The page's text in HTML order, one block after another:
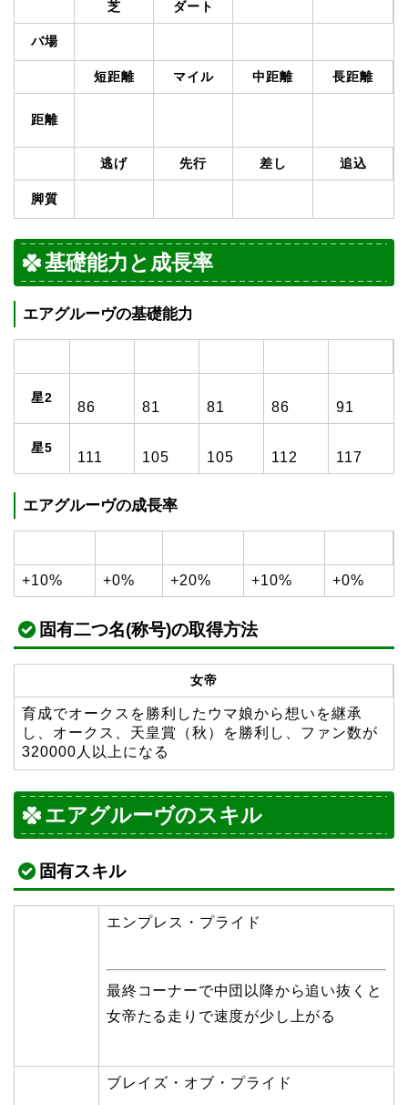
芝 ダート
バ場
短距離 マイル 中距離 長距離
距離
逃げ 先行 差し 追込
脚質
基礎能力と成長率
エアグルーヴの基礎能力
星2
86 81 81 86 91
星5
111 105 105 112 117
エアグルーヴの成長率
+10% +0% +20% +10% +0%
固有二つ名(称号)の取得方法
女帝
育成でオークスを勝利したウマ娘から想いを継承
し、オークス、天皇賞（秋）を勝利し、ファン数が
320000人以上になる
エアグルーヴのスキル
固有スキル
エンプレス・プライド
最終コーナーで中団以降から追い抜くと
女帝たる走りで速度が少し上がる
ブレイズ・オブ・プライド